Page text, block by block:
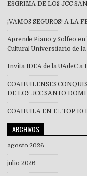
ESGRIMA DE LOS JCC
¡VAMOS SEGUROS! A LA
Aprende Piano y Solfeo
Cultural Universitario de la
Invita IDEA de la UAdeC
COAHUILENSES
DE LOS JCC SANTO
COAHUILA EN EL TOP 10
ARCHIVOS
agosto 2026
julio 2026